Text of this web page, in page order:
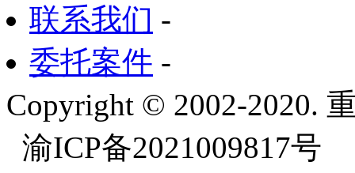
联系我们 -
委托案件 -
Copyright © 2002-2020.
渝ICP备2021009817号